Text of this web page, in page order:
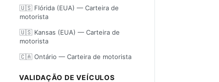
🇺🇸 Flórida (EUA) — Carteira de
motorista
🇺🇸 Kansas (EUA) — Carteira de
motorista
🇨🇦 Ontário — Carteira de motorista
VALIDAÇÃO DE VEÍCULOS